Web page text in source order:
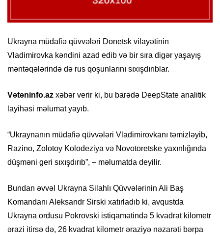
Ukrayna müdafiə qüvvələri Donetsk vilayətinin
Vladimirovka kəndini azad edib və bir sıra digər yaşayış
məntəqələrində də rus qoşunlarını sıxışdırıblar.
Vətəninfo.az xəbər verir ki, bu barədə DeepState analitik
layihəsi məlumat yayıb.
“Ukraynanın müdafiə qüvvələri Vladimirovkanı təmizləyib,
Razino, Zolotoy Kolodeziya və Novotoretske yaxınlığında
düşməni geri sıxışdırıb”, – məlumatda deyilir.
Bundan əvvəl Ukrayna Silahlı Qüvvələrinin Ali Baş
Komandanı Aleksandr Sirski xatırladıb ki, avqustda
Ukrayna ordusu Pokrovski istiqamətində 5 kvadrat kilometr
ərazi itirsə də, 26 kvadrat kilometr əraziyə nəzarəti bərpa